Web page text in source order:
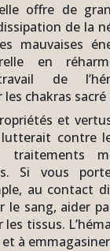
offre de
de la
mauvaises
en
de
chakras sacré
et
contre
traitements
Si vous
au contact
le sang, aider
les tissus.
à